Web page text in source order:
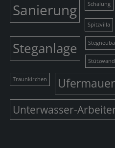
Sanierung Schalung
Spitzvilla
Steganlage
Stützwand
Traunkirchen Ufermauer
Unterwasser-